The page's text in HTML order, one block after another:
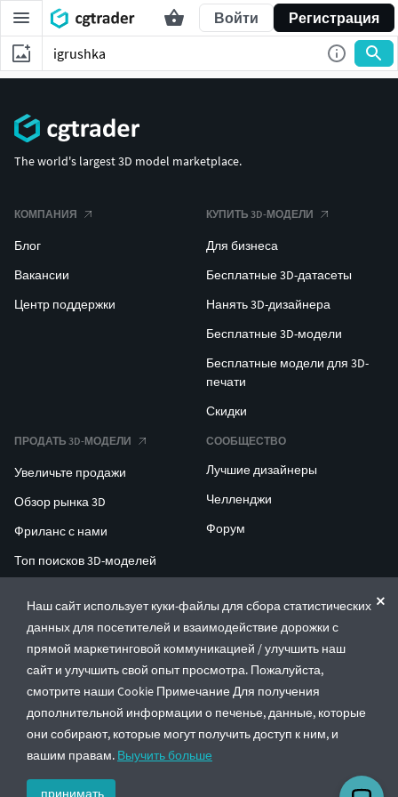
Войти Регистрация
Наш сайт использует куки-файлы для сбора статистических
данных для посетителей и взаимодействие дорожки с
прямой маркетинговой коммуникацией / улучшить наш
сайт и улучшить свой опыт просмотра. Пожалуйста,
смотрите наши Cookie Примечание Для получения
дополнительной информации о печенье, данные, которые
они собирают, которые могут получить доступ к ним, и
вашим правам. Выучить больше
принимать
The world's largest 3D model marketplace.
КОМПАНИЯ
Блог
Вакансии
Центр поддержки
КУПИТЬ 3D-МОДЕЛИ
Для бизнеса
Бесплатные 3D-датасеты
Нанять 3D-дизайнера
Бесплатные 3D-модели
Бесплатные модели для 3D-
печати
Скидки
ПРОДАТЬ 3D-МОДЕЛИ
Увеличьте продажи
Обзор рынка 3D
Фриланс с нами
Топ поисков 3D-моделей
СООБЩЕСТВО
Лучшие дизайнеры
Челленджи
Форум
ENTERPRISE 3D AT SCALE
© CGTrader 2011-2026
UAB CGTrader, Antakalnio st. 17, Vilnius, Lithuania
Правила и условияПолитика конфиденциальности
🇷🇺 Русский